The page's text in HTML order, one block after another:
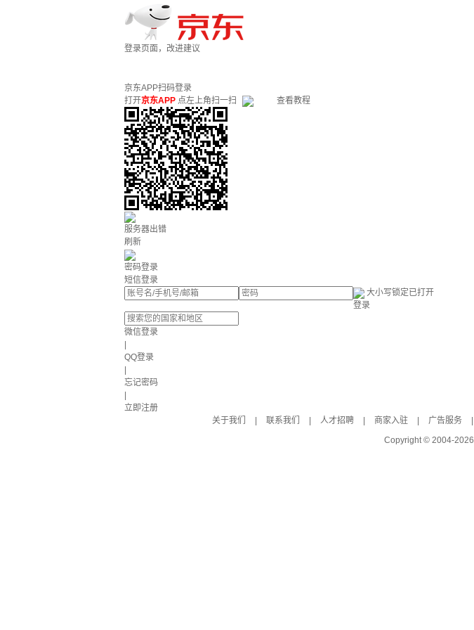
登录页面，改进建议
京东APP扫码登录
打开京东APP 点左上角扫一扫 查看教程
服务器出错
刷新
密码登录
短信登录
大小写锁定已打开
登录
微信登录
QQ登录
忘记密码
立即注册
关于我们
联系我们 人才招聘 商家入驻 广告服务
Copyright © 2004-2026